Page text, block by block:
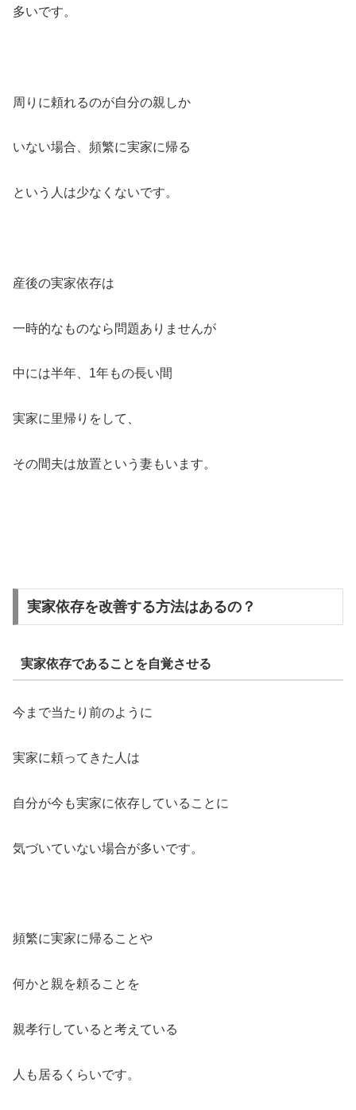
多いです。
周りに頼れるのが自分の親しか
いない場合、頻繁に実家に帰る
という人は少なくないです。
産後の実家依存は
一時的なものなら問題ありませんが
中には半年、1年もの長い間
実家に里帰りをして、
その間夫は放置という妻もいます。
実家依存を改善する方法はあるの？
実家依存であることを自覚させる
今まで当たり前のように
実家に頼ってきた人は
自分が今も実家に依存していることに
気づいていない場合が多いです。
頻繁に実家に帰ることや
何かと親を頼ることを
親孝行していると考えている
人も居るくらいです。